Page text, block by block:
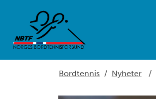
Bordtennis / Nyheter /